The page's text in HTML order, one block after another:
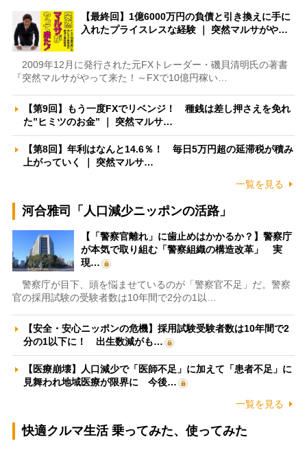
【最終回】1億6000万円の負債と引き換えに手に
入れたプライスレスな経験 ｜ 突然マルサがや…
2009年12月に発行された元FXトレーダー・磯貝清明氏の著書
『突然マルサがやって来た！～FXで10億円稼い…
【第9回】もう一度FXでリベンジ！ 種銭は差し押さえを免れ
た”ヒミツのお金” ｜ 突然マルサ…
【第8回】年利はなんと14.6％！ 毎日5万円超の延滞税が積み
上がっていく ｜ 突然マルサ…
一覧を見る
河合雅司「人口減少ニッポンの活路」
【「警察官離れ」に歯止めはかかるか？】警察庁
が本気で取り組む「警察組織の構造改革」 実
現…
警察庁が目下、頭を悩ませているのが「警察官不足」だ。警察
官の採用試験の受験者数は10年間で2分の1以…
【安全・安心ニッポンの危機】採用試験受験者数は10年間で2
分の1以下に！ 出生数減がも…
【医療崩壊】人口減少で「医師不足」に加えて「患者不足」に
見舞われ地域医療が限界に 今後…
一覧を見る
快適クルマ生活 乗ってみた、使ってみた